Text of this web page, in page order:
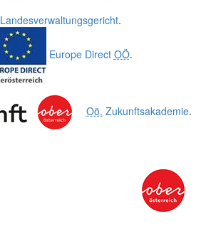
Landesverwaltungsgericht.
Europe Direct OÖ.
Oö. Zukunftsakademie.